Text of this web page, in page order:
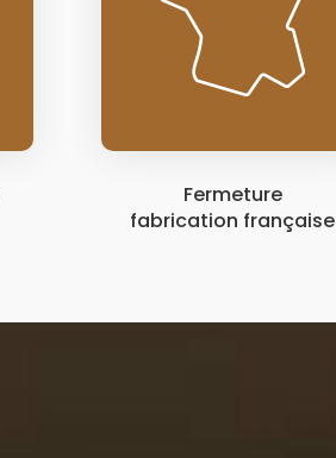
Fermeture
fabrication française